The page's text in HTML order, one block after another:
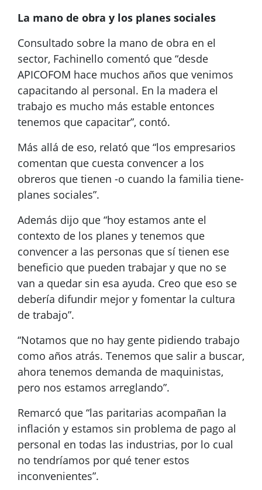
La mano de obra y los planes sociales
Consultado sobre la mano de obra en el
sector, Fachinello comentó que “desde
APICOFOM hace muchos años que venimos
capacitando al personal. En la madera el
trabajo es mucho más estable entonces
tenemos que capacitar”, contó.
Más allá de eso, relató que “los empresarios
comentan que cuesta convencer a los
obreros que tienen -o cuando la familia tiene-
planes sociales”.
Además dijo que “hoy estamos ante el
contexto de los planes y tenemos que
convencer a las personas que sí tienen ese
beneficio que pueden trabajar y que no se
van a quedar sin esa ayuda. Creo que eso se
debería difundir mejor y fomentar la cultura
de trabajo”.
“Notamos que no hay gente pidiendo trabajo
como años atrás. Tenemos que salir a buscar,
ahora tenemos demanda de maquinistas,
pero nos estamos arreglando”.
Remarcó que “las paritarias acompañan la
inflación y estamos sin problema de pago al
personal en todas las industrias, por lo cual
no tendríamos por qué tener estos
inconvenientes”.